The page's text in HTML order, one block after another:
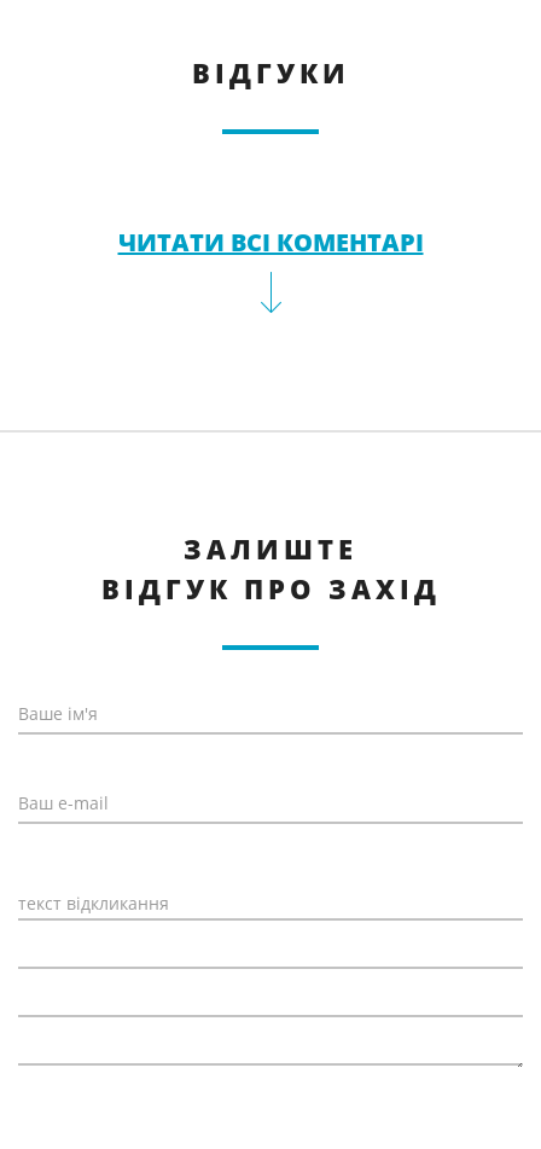
ВІДГУКИ
ЧИТАТИ ВСІ КОМЕНТАРІ
ЗАЛИШТЕ
ВІДГУК ПРО ЗАХІД